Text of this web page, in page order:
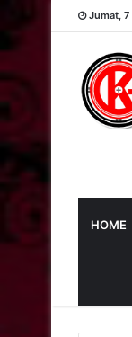
Jumat,
HOME